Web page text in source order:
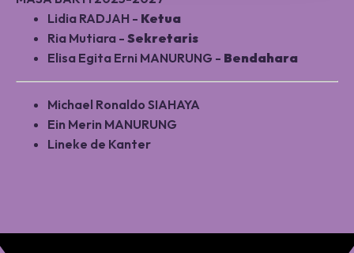
Lidia RADJAH - Ketua
Ria Mutiara - Sekretaris
Elisa Egita Erni MANURUNG - Bendahara
Michael Ronaldo SIAHAYA
Ein Merin MANURUNG
Lineke de Kanter